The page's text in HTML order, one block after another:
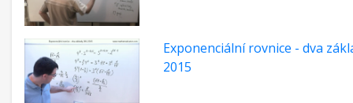
Exponenciální rovnice - dva
2015